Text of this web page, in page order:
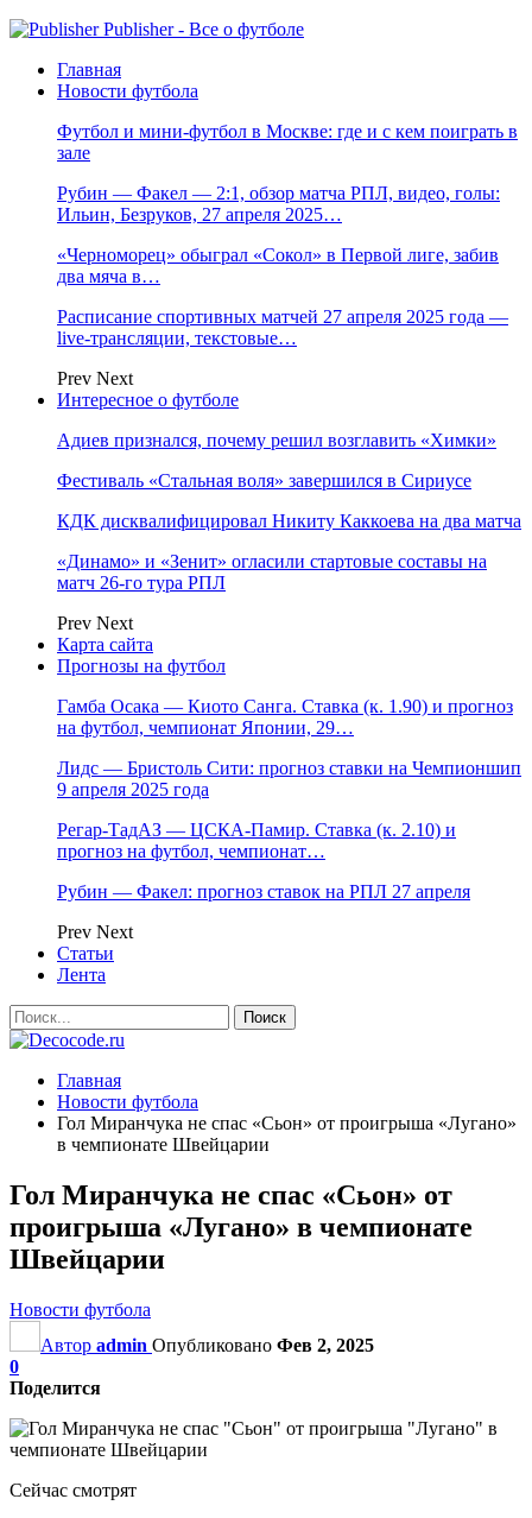
Publisher - Все о футболе
Главная
Новости футбола
Футбол и мини-футбол в Москве: где и с кем поиграть в
зале
Рубин — Факел — 2:1, обзор матча РПЛ, видео, голы:
Ильин, Безруков, 27 апреля 2025…
«Черноморец» обыграл «Сокол» в Первой лиге, забив
два мяча в…
Расписание спортивных матчей 27 апреля 2025 года —
live-трансляции, текстовые…
Prev Next
Интересное о футболе
Адиев признался, почему решил возглавить «Химки»
Фестиваль «Стальная воля» завершился в Сириусе
КДК дисквалифицировал Никиту Каккоева на два матча
«Динамо» и «Зенит» огласили стартовые составы на
матч 26-го тура РПЛ
Prev Next
Карта сайта
Прогнозы на футбол
Гамба Осака — Киото Санга. Ставка (к. 1.90) и прогноз
на футбол, чемпионат Японии, 29…
Лидс — Бристоль Сити: прогноз ставки на Чемпионшип
9 апреля 2025 года
Регар-ТадАЗ — ЦСКА-Памир. Ставка (к. 2.10) и
прогноз на футбол, чемпионат…
Рубин — Факел: прогноз ставок на РПЛ 27 апреля
Prev Next
Статьи
Лента
Главная
Новости футбола
Гол Миранчука не спас «Сьон» от проигрыша «Лугано»
в чемпионате Швейцарии
Гол Миранчука не спас «Сьон» от
проигрыша «Лугано» в чемпионате
Швейцарии
Новости футбола
Автор admin Опубликовано Фев 2, 2025
0
Поделится
Сейчас смотрят